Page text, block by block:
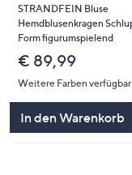
STRANDFEIN Bluse
Hemdblusenkragen
Form figurumspielend
€ 89,99
Weitere Farben verfügbar
In den Warenkorb